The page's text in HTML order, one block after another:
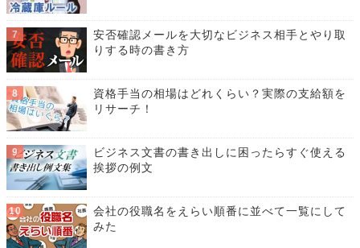
安否確認メールを大切なビジネス相手とやり取
りする時の書き方
資格手当の相場はどれくらい？実際の支給額を
リサーチ！
ビジネス文書の書き出しに困ったらすぐ使える
挨拶の例文
会社の役職名をえらい順番に並べて一覧にして
みた